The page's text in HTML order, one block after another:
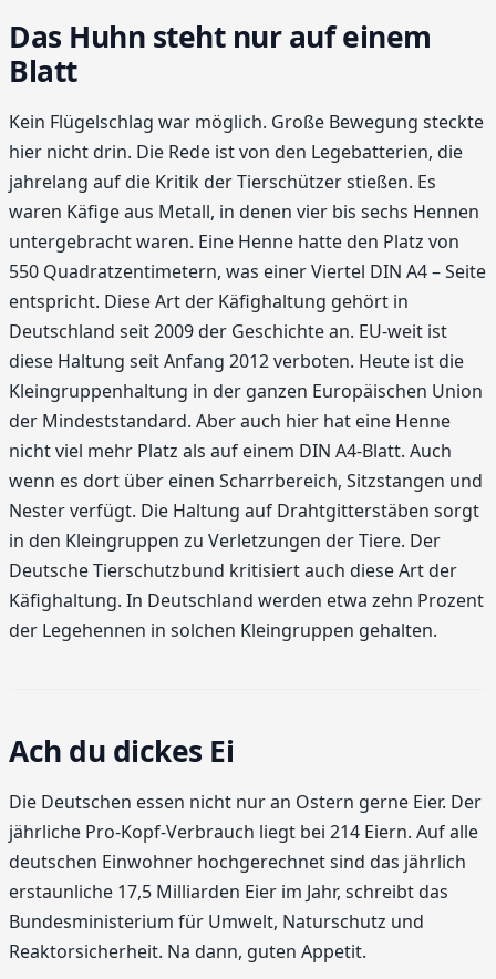
Das Huhn steht nur auf einem
Blatt
Kein Flügelschlag war möglich. Große Bewegung steckte
hier nicht drin. Die Rede ist von den Legebatterien, die
jahrelang auf die Kritik der Tierschützer stießen. Es
waren Käfige aus Metall, in denen vier bis sechs Hennen
untergebracht waren. Eine Henne hatte den Platz von
550 Quadratzentimetern, was einer Viertel DIN A4 – Seite
entspricht. Diese Art der Käfighaltung gehört in
Deutschland seit 2009 der Geschichte an. EU-weit ist
diese Haltung seit Anfang 2012 verboten. Heute ist die
Kleingruppenhaltung in der ganzen Europäischen Union
der Mindeststandard. Aber auch hier hat eine Henne
nicht viel mehr Platz als auf einem DIN A4-Blatt. Auch
wenn es dort über einen Scharrbereich, Sitzstangen und
Nester verfügt. Die Haltung auf Drahtgitterstäben sorgt
in den Kleingruppen zu Verletzungen der Tiere. Der
Deutsche Tierschutzbund kritisiert auch diese Art der
Käfighaltung. In Deutschland werden etwa zehn Prozent
der Legehennen in solchen Kleingruppen gehalten.
Ach du dickes Ei
Die Deutschen essen nicht nur an Ostern gerne Eier. Der
jährliche Pro-Kopf-Verbrauch liegt bei 214 Eiern. Auf alle
deutschen Einwohner hochgerechnet sind das jährlich
erstaunliche 17,5 Milliarden Eier im Jahr, schreibt das
Bundesministerium für Umwelt, Naturschutz und
Reaktorsicherheit. Na dann, guten Appetit.